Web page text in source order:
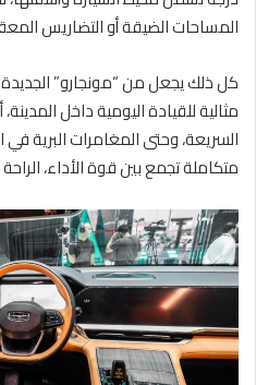
المساحات الضيقة أو التضاريس
كل ذلك يجعل من “مونجارو”
مثالية للقيادة اليومية داخل
السريعة، وحتى المغامرات البرية
متكاملة تجمع بين قوة الأداء،